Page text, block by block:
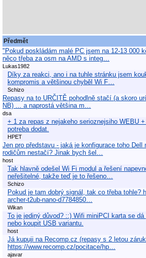
Předmět
"Pokud poskládám malé PC jsem na 12-13 000
něco třeba za osm na AMD s integ…
Lukas1982
Díky za reakci, ano i na tuhle stránku jsem
kompromis a většinou chyběl Wi F…
Schizo
Repasy na to URČITĚ pohodlně stačí (a skoro
NB) ... a naprostá většina m…
dsa
+ 1 za repas z nejakeho serioznejsiho WEBU
potreba dodat.
HPET
Jen pro představu - jaká je konfigurace toho Dell
rodičům nestačí? Jinak bych šel…
host
Tak hlavně odešel Wi Fi modul a řešení
neřešitelné, takže teď je to řešeno…
Schizo
Pokud je tam dobrý signál, tak co třeba tohle?
archer-t2ub-nano-d7784850…
Wikan
To je jediný důvod? ::) Wifi miniPCI karta se
nebo koupit USB variantu.
host
Já kupuji na Recomp.cz (repasy s 2 letou
https://www.recomp.cz/pocitace/hp…
ajavar